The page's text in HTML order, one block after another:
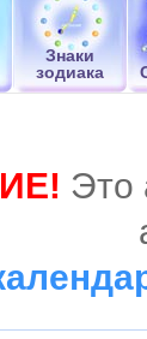
Знаки
зодиака
Это